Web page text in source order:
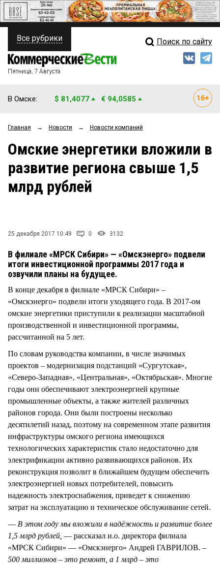
ПОЛИТИКА
ФИНАНСЫ
ОБЩЕСТВО
ЗАКОН
НОВОСТИ КОМПАНИЙ
Свежий выпуск
Мнения
Рейтинги
Блоги
Все рубрики Поиск по сайту
Пятница, 7 Августа
В Омске: $ 81,4077 € 94,0585
Главная → Новости → Новости компаний
Омские энергетики вложили в
развитие региона свыше 1,5
млрд рублей
25 декабря 2017 10:49 0 3132
В филиале «МРСК Сибири» — «Омскэнерго» подвели
итоги инвестиционной программы 2017 года и
озвучили планы на будущее.
В конце декабря в филиале «МРСК Сибири» –
«Омскэнерго» подвели итоги уходящего года. В 2017-ом
омские энергетики приступили к реализации масштабной
производственной и инвестиционной программы,
рассчитанной на 5 лет.
По словам руководства компании, в числе значимых
проектов – модернизация подстанций «Сургутская»,
«Северо-Западная», «Центральная», «Октябрьская». Многие
годы они обеспечивают электроэнергией крупные
промышленные объекты, а также жителей различных
районов города. Они были построены несколько
десятилетий назад, поэтому на современном этапе развития
инфраструктуры омского региона имеющихся
технологических характеристик стало недостаточно для
электрификации активно развивающихся районов. Их
реконструкция позволит в ближайшем будущем обеспечить
электроэнергией новых потребителей, повысить
надежность электроснабжения, приведет к снижению
затрат на эксплуатацию и техническое обслуживание сетей.
— В этом году мы вложили в надёжность и развитие более
1,5 млрд рублей, — рассказал и.о. директора филиала
«МРСК Сибири» — «Омскэнерго» Андрей ГАВРИЛОВ. –
500 миллионов – это ремонт, а 1 млрд – это